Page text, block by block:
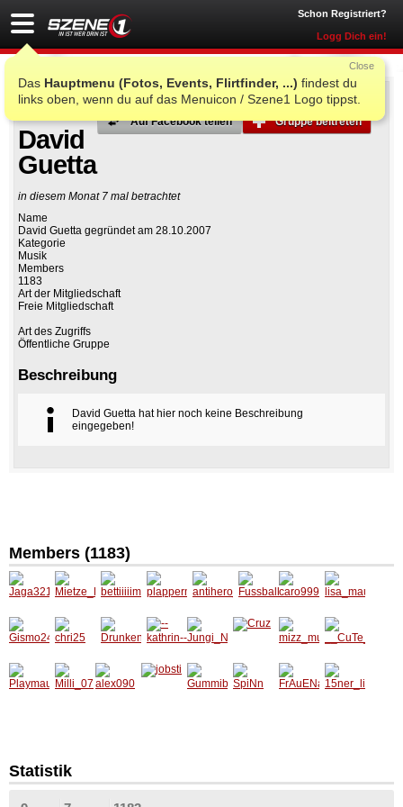
Schon Registriert?
Logg Dich ein!
Das Hauptmenu (Fotos, Events, Flirtfinder, ...) findest du
links oben, wenn du auf das Menuicon / Szene1 Logo tippst.
Close
Gruppe beitreten
Auf Facebook teilen
David
Guetta
in diesem Monat 7 mal betrachtet
Name
David Guetta gegründet am 28.10.2007
Kategorie
Musik
Members
1183
Art der Mitgliedschaft
Freie Mitgliedschaft
Art des Zugriffs
Öffentliche Gruppe
Beschreibung
David Guetta hat hier noch keine Beschreibung
eingegeben!
Members (1183)
Jaga32
1
Mietze_
Katze
bettiiiii
mausal
plapper
maul
antiher
o_1987
Fussbal
lgott92
caro99
9
lisa_ma
usi
Gismo2
4
chri25
Drunke
nLullabi
e
--
kathrin-
Jungi_
Nini
Cruz
mizz_m
uffin
__CuTe
_PrInC
eSs__
Statistik